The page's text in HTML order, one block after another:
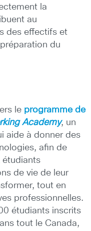
la
au
des effectifs et
du
le programme de
Academy, un
aide à donner des
afin de
étudiants
de vie de leur
tout en
professionnelles.
étudiants inscrits
tout le Canada,